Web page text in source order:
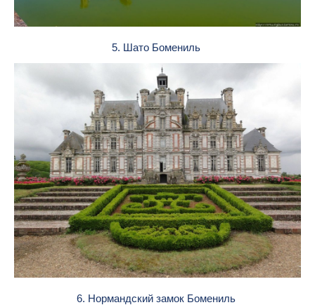
5. Шато Бомениль
6. Нормандский замок Бомениль